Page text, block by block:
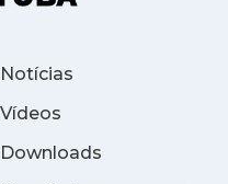
Notícias
Vídeos
Downloads